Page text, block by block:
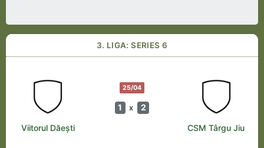
3. LIGA: SERIES 6
25/04
1 x 2
Viitorul Dăești CSM Târgu Jiu